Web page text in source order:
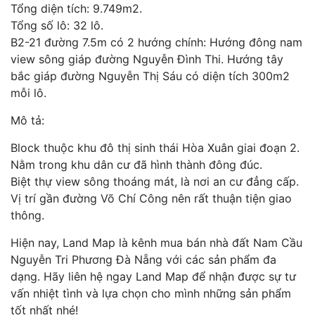
Tổng diện tích: 9.749m2.
Tổng số lô: 32 lô.
B2-21 đường 7.5m có 2 hướng chính: Hướng đông nam
view sông giáp đường Nguyễn Đình Thi. Hướng tây
bắc giáp đường Nguyễn Thị Sáu có diện tích 300m2
mỗi lô.
Mô tả:
Block thuộc khu đô thị sinh thái Hòa Xuân giai đoạn 2.
Nằm trong khu dân cư đã hình thành đông đúc.
Biệt thự view sông thoáng mát, là nơi an cư đẳng cấp.
Vị trí gần đường Võ Chí Công nên rất thuận tiện giao
thông.
Hiện nay, Land Map là kênh mua bán nhà đất Nam Cầu
Nguyễn Tri Phương Đà Nẵng với các sản phẩm đa
dạng. Hãy liên hệ ngay Land Map để nhận được sự tư
vấn nhiệt tình và lựa chọn cho mình những sản phẩm
tốt nhất nhé!